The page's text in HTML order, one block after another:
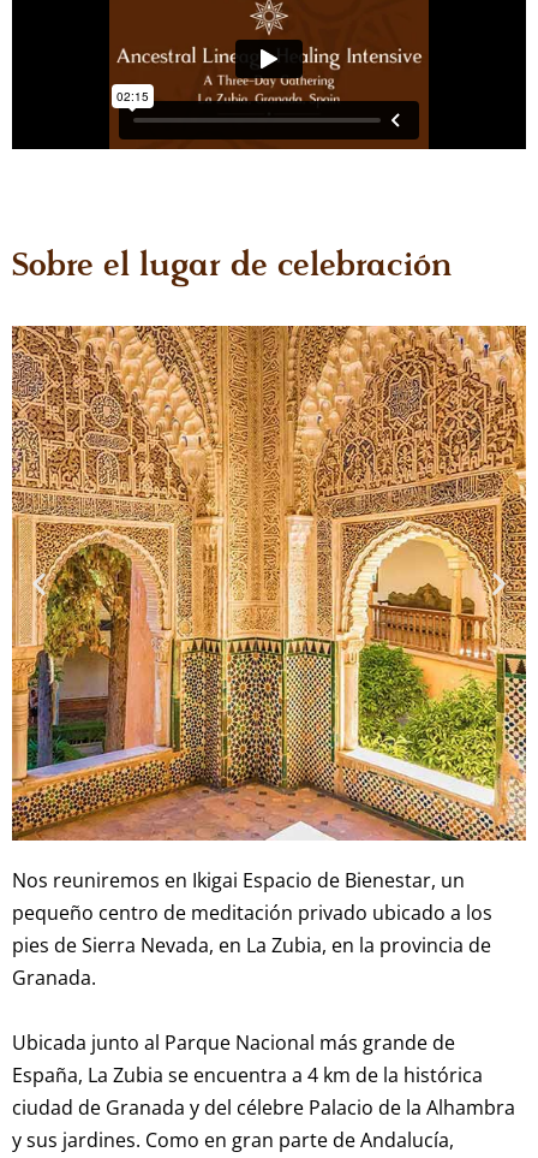
Sobre el lugar de celebración
Nos reuniremos en Ikigai Espacio de Bienestar, un
pequeño centro de meditación privado ubicado a los
pies de Sierra Nevada, en La Zubia, en la provincia de
Granada.
Ubicada junto al Parque Nacional más grande de
España, La Zubia se encuentra a 4 km de la histórica
ciudad de Granada y del célebre Palacio de la Alhambra
y sus jardines. Como en gran parte de Andalucía,